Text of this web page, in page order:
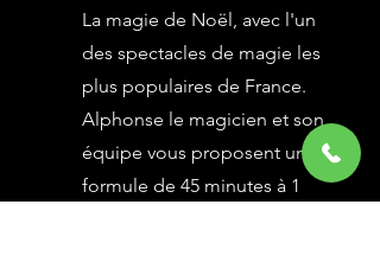
La magie de Noël, avec l'un
des spectacles de magie les
plus populaires de France.
Alphonse le magicien et son
équipe vous proposent une
formule de 45 minutes à 1